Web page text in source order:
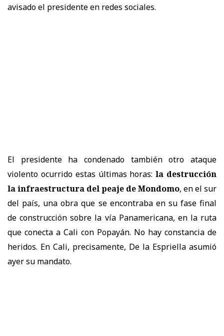
avisado el presidente en redes sociales.
El presidente ha condenado también otro ataque
violento ocurrido estas últimas horas:la destrucción
la infraestructura del peaje de Mondomo, en el sur
del país, una obra que se encontraba en su fase final
de construcción sobre la vía Panamericana, en la ruta
que conecta a Cali con Popayán. No hay constancia de
heridos. En Cali, precisamente, De la Espriella asumió
ayer su mandato.